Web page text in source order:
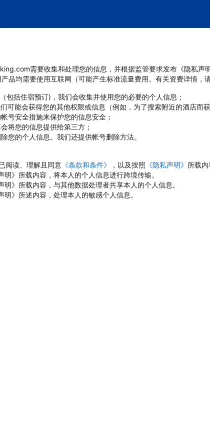
需要收集和处理您的信息，并根据监管要求发布《隐私声
品均需要使用互联网（可能产生标准流量费用。有关资费详情，
包括住宿预订)，我们会收集并使用您的必要的个人信息；
可能会获得您的其他权限或信息（例如，为了搜索附近的酒店而
号安全措施来保护您的信息安全；
将您的信息提供给第三方；
您的个人信息。我们还提供帐号删除方法。
阅读、理解且同意 《条款和条件》 ，以及按照 《隐私声明》 所载内
明》所载内容，将本人的个人信息进行跨境传输。
明》所载内容，与其他数据处理者共享本人的个人信息。
明》所述内容，处理本人的敏感个人信息。